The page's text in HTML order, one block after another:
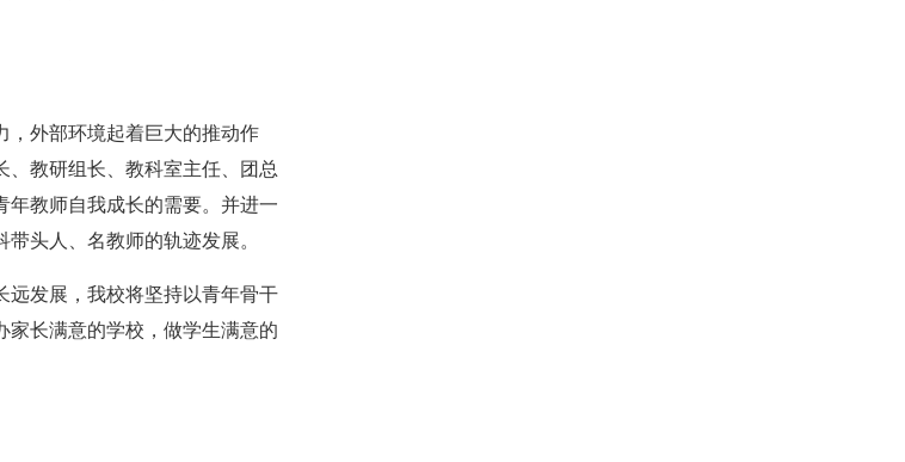
外部环境起着巨大的推动作
、教研组长、教科室主任、团总
年教师自我成长的需要。并进一
头人、名教师的轨迹发展。
发展，我校将坚持以青年骨干
家长满意的学校，做学生满意的